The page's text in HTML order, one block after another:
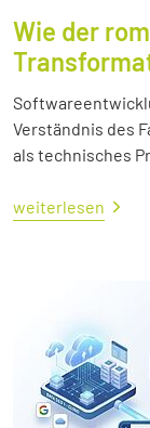
Wie der
Verständnis des
als technisches
weiterlesen